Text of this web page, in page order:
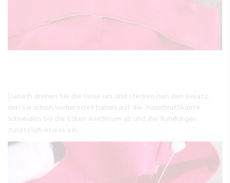
Danach drehen Sie die Hose um und stecken nun den Besatz,
den Sie schon vorbereitet haben auf die Ausschnittkante.
Schneiden Sie die Ecken wiederum ab und die Rundungen
zusätzlich etwas ein.